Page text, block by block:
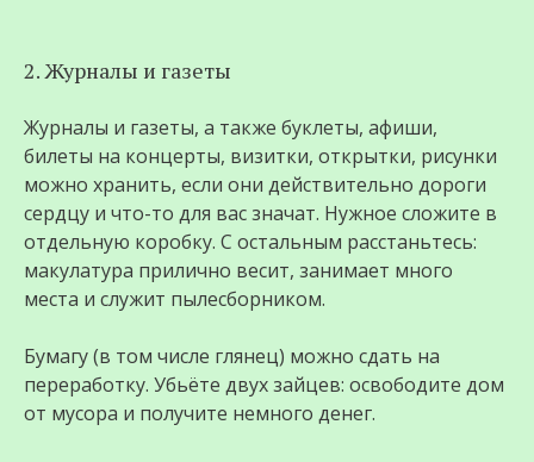
2. Журналы и газеты
Журналы и газеты, а также буклеты, афиши,
билеты на концерты, визитки, открытки, рисунки
можно хранить, если они действительно дороги
сердцу и что-то для вас значат. Нужное сложите в
отдельную коробку. С остальным расстаньтесь:
макулатура прилично весит, занимает много
места и служит пылесборником.
Бумагу (в том числе глянец) можно сдать на
переработку. Убьёте двух зайцев: освободите дом
от мусора и получите немного денег.